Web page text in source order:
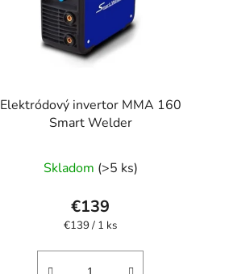
Elektródový invertor MMA 160
Smart Welder
hodnotenie
produktu
je
z
Skladom (>5 ks)
€139
Jednotková
€139 / 1 ks